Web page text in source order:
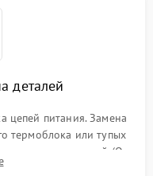
деталей
цепей питания. Замена
термоблока или тупых
уплотнителей (O-
устранения